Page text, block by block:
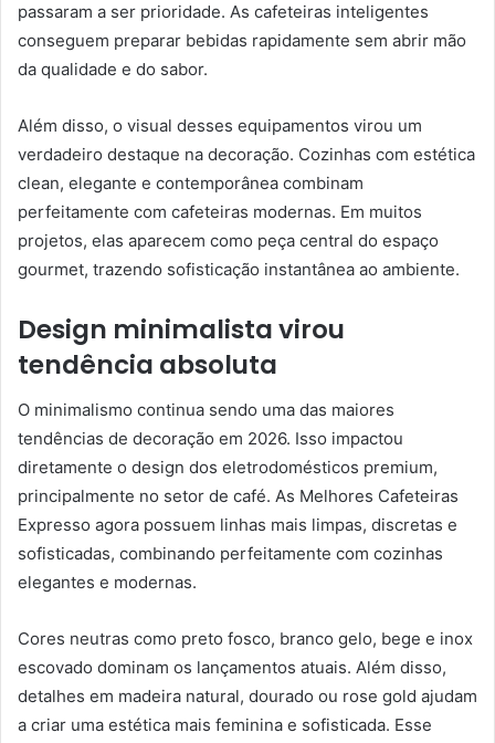
passaram a ser prioridade. As cafeteiras inteligentes
conseguem preparar bebidas rapidamente sem abrir mão
da qualidade e do sabor.
Além disso, o visual desses equipamentos virou um
verdadeiro destaque na decoração. Cozinhas com estética
clean, elegante e contemporânea combinam
perfeitamente com cafeteiras modernas. Em muitos
projetos, elas aparecem como peça central do espaço
gourmet, trazendo sofisticação instantânea ao ambiente.
Design minimalista virou
tendência absoluta
O minimalismo continua sendo uma das maiores
tendências de decoração em 2026. Isso impactou
diretamente o design dos eletrodomésticos premium,
principalmente no setor de café. As Melhores Cafeteiras
Expresso agora possuem linhas mais limpas, discretas e
sofisticadas, combinando perfeitamente com cozinhas
elegantes e modernas.
Cores neutras como preto fosco, branco gelo, bege e inox
escovado dominam os lançamentos atuais. Além disso,
detalhes em madeira natural, dourado ou rose gold ajudam
a criar uma estética mais feminina e sofisticada. Esse